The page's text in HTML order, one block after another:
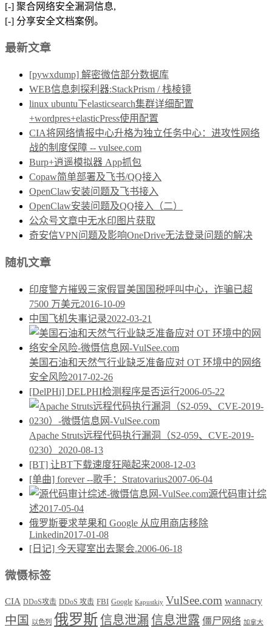
[-] 聚合网络安全漏洞信息,
[-] 分享安全文档案例。
最新文章
[pywxdump] 解密微信部分数据库
WEB信息刺探利器:StackPrism / 栈棱镜
linux ubuntu下elasticsearch集群详细配置
+wordpres+elasticPress使用配置
CIA将网络情报中心升格为独立任务中心：进攻性网络
战的制度保障 -- vulsee.com
Burp+逍遥模拟器 App抓包
Copaw简单部署及飞书/QQ接入
OpenClaw安装问题及飞书接入
OpenClaw安装问题及QQ接入（二）
公众号文章中无水印图片获取
奇安信VPN问题及影响OneDrive无法登录问题的解决
随机文章
印度警方摧毁三家假冒美国国税呼叫中心，诈骗已超
7500 万美元2016-10-09
中国飞机失事记录2022-03-21
美国石油和天然气行业缺乏准备应对 OT 环境中的网络
安全风险2017-02-26
[DelPHi] DELPHI检测程序是否运行2006-05-22
Apache Struts远程代码执行漏洞（S2-059、CVE-2019-
0230） 2020-08-13
[BT] 让BT下载速度狂飚起来2008-12-03
[单曲] forever --歌手：Stratovarius2007-06-04
源代码审计综
述2017-05-04
俄罗斯要求苹果和 Google 从应用商店移除
Linkedin2017-01-08
[日记] 今天寝室出去聚会.2006-06-18
微慑标签
CIA DDoS攻击 DDoS 攻击 FBI Google Kapustkiy VulSee.com wannacry
中国 以色列 俄罗斯信息泄漏信息泄露 僵尸网络 加拿大